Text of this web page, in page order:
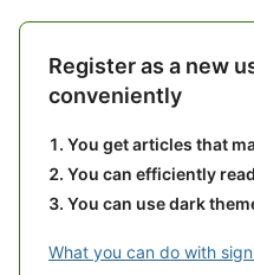
Register as a new
conveniently
You get articles that
You can efficiently
You can use dark
What you can do with